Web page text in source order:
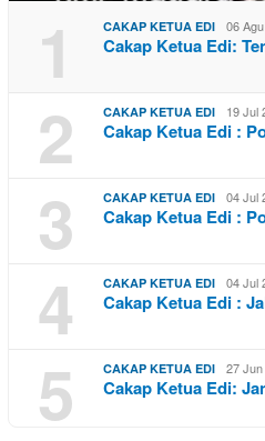
1 CAKAP KETUA EDI 06
Cakap Ketua Edi:
2 CAKAP KETUA EDI 19 Jul
Cakap Ketua Edi :
3 CAKAP KETUA EDI 04 Jul
Cakap Ketua Edi :
4 CAKAP KETUA EDI 04 Jul
Cakap Ketua Edi :
5 CAKAP KETUA EDI 27
Cakap Ketua Edi: